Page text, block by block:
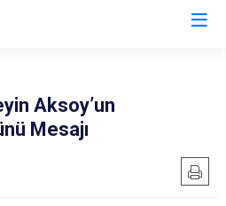
Aksoy’un
Mesajı